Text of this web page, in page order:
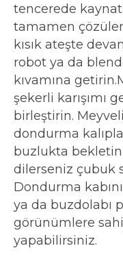
tencerede
tamamen
kısık ateşte
robot ya da
kıvamına
şekerli karışımı
birleştirin.
dondurma
buzlukta
dilerseniz çubuk
Dondurma
ya da buzdolabı
görünümlere
yapabilirsiniz.